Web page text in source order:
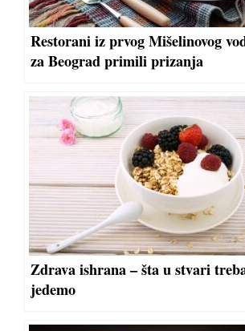
Restorani iz prvog Mišelinovog
za Beograd primili prizanja
Zdrava ishrana – šta u stvari
jedemo